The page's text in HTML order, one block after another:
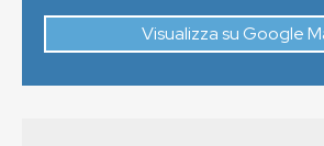
Visualizza su Google